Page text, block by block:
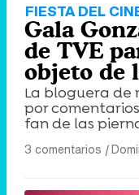
FIESTA DEL
Gala
de TVE
objeto de
La bloguera de
por
fan de las
3 comentarios |